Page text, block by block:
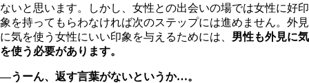
ないと思います。しかし、女性との出会いの場では女性に好印
象を持ってもらわなければ次のステップには進めません。外見
に気を使う女性にいい印象を与えるためには、 男性も外見に気
を使う必要があります。
―うーん、返す言葉がないというか…。